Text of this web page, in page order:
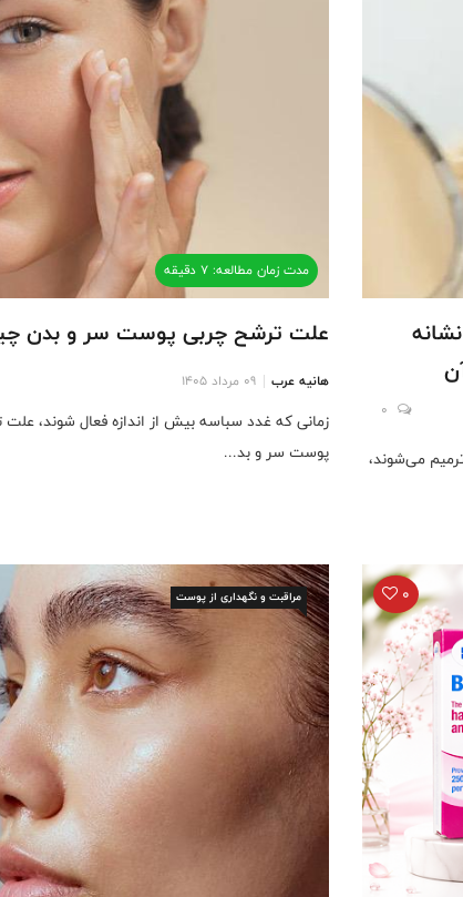
کمبود کلاژن چه علائمی دارد؟ | 12 نشانه
0
می‌شوند،
مدت زمان مطالعه: 7 دقیقه
علت ترشح چربی پوست سر و بدن
هانیه عرب 09 مرداد 1405
زمانی که غدد سباسه بیش از اندازه فعال شوند،
پوست سر و بد...
0 مراقبت و نگهداری از پوست